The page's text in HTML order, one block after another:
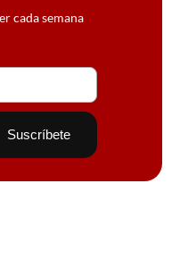
cada semana